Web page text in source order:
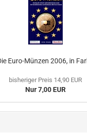
Euro-​Münzen 2006, in
bisheriger Preis 14,90 EUR
Nur 7,00 EUR